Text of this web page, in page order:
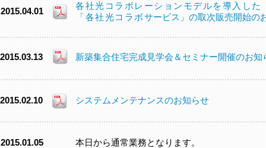
2015.04.01
各社光コラボレーションモデルを導入した
「各社光コラボサービス」の取次販売開始の
2015.03.13 新築集合住宅完成見学会＆セミナー開催のお知
2015.02.10 システムメンテナンスのお知らせ
2015.01.05 本日から通常業務となります。